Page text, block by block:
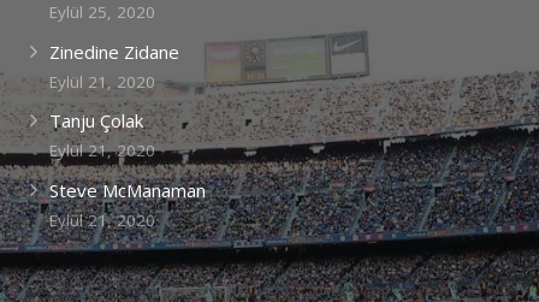
Eylül 25, 2020
Zinedine Zidane
Eylül 21, 2020
Tanju Çolak
Eylül 21, 2020
Steve McManaman
Eylül 21, 2020